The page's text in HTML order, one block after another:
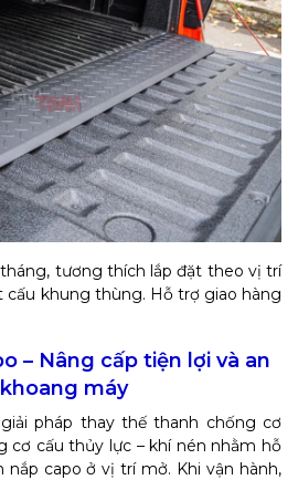
tháng, tương thích lắp đặt theo vị trí
cấu khung thùng. Hỗ trợ giao hàng
– Nâng cấp tiện lợi và an
máy
pháp thay thế thanh chống cơ
cơ cấu thủy lực – khí nén nhằm hỗ
capo ở vị trí mở. Khi vận hành,